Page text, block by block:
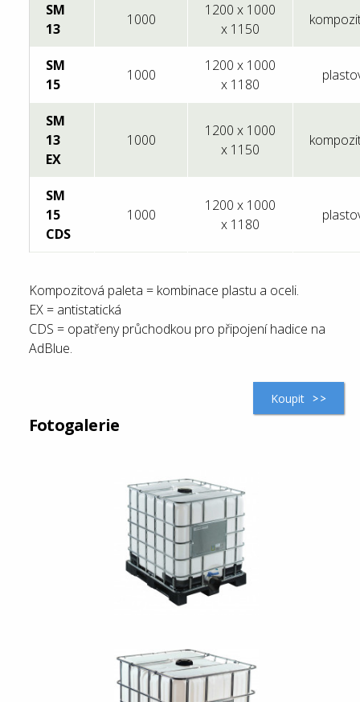
SM
13
1000
1200 x 1000
x 1150
SM
15
1000
1200 x 1000
x 1180
SM
13
EX
1000
1200 x 1000
x 1150
SM
15
CDS
1000
1200 x 1000
x 1180
Kompozitová paleta = kombinace plastu a oceli.
EX = antistatická
CDS = opatřeny průchodkou pro připojení hadice na
AdBlue.
Koupit
Fotogalerie